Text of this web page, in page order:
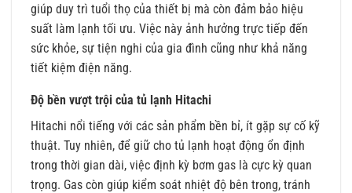
giúp duy trì tuổi thọ của thiết bị mà còn đảm bảo hiệu
suất làm lạnh tối ưu. Việc này ảnh hưởng trực tiếp đến
sức khỏe, sự tiện nghi của gia đình cũng như khả năng
tiết kiệm điện năng.
Độ bền vượt trội của tủ lạnh Hitachi
Hitachi nổi tiếng với các sản phẩm bền bỉ, ít gặp sự cố kỹ
thuật. Tuy nhiên, để giữ cho tủ lạnh hoạt động ổn định
trong thời gian dài, việc định kỳ bơm gas là cực kỳ quan
trọng. Gas còn giúp kiểm soát nhiệt độ bên trong, tránh